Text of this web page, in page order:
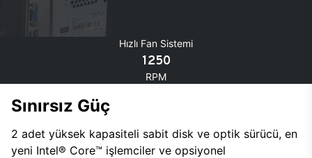
Hızlı Fan Sistemi
1250
RPM
Sınırsız Güç
2 adet yüksek kapasiteli sabit disk ve optik sürücü, en
yeni Intel® Core™ işlemciler ve opsiyonel